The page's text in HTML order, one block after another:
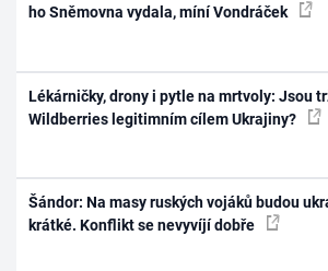
ho Sněmovna vydala, míní Vondráček
Lékárničky, drony i pytle na mrtvoly: Jsou
Wildberries legitimním cílem Ukrajiny?
Šándor: Na masy ruských vojáků budou
krátké. Konflikt se nevyvíjí dobře